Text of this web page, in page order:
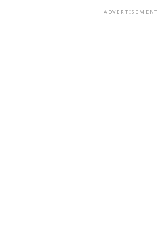
ADVERTISEMENT